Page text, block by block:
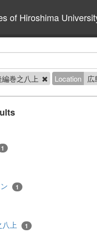
of Hiroshima
巻之八上 Location
1
1
上 1